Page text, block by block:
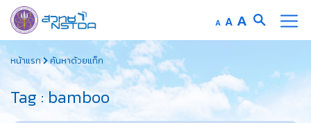
to
content
A Decrease
font
AReset
font
A Increase
font
หน้าแรก ค้นหาด้วยแท็ก
Tag : bamboo